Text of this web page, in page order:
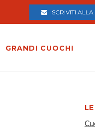
ISCRIVITI
GRANDI CUOCHI